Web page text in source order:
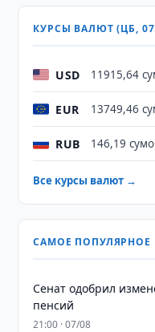
КУРСЫ ВАЛЮТ (ЦБ,
USD 11915,64
EUR 13749,46
RUB 146,19
Все курсы валют →
САМОЕ ПОПУЛЯРНОЕ
Сенат одобрил
пенсий
21:00 · 07/08